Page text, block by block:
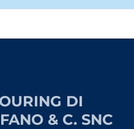
DI
& C. SNC